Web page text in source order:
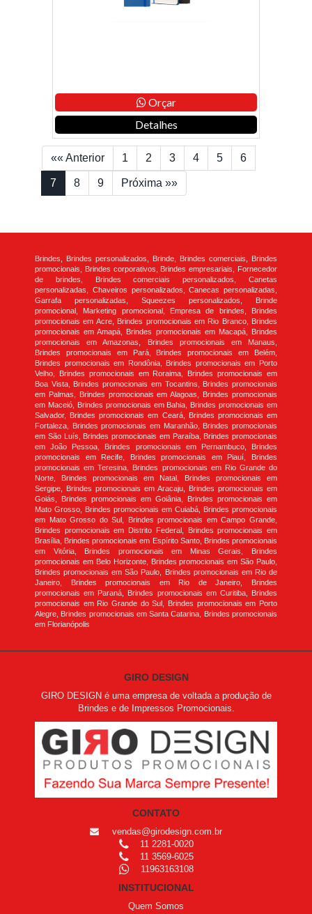
Orçar
Detalhes
«« Anterior 1 2 3 4 5 6
7 8 9 Próxima »»
Brindes, Brindes personalizados, Brinde, Brindes comerciais, Brindes
promocionais, Brindes corporativos, Brindes empresariais, Fornecedor
de brindes, Brindes comerciais personalizados, Canetas
personalizadas, Chaveiros personalizados, Canecas personalizadas,
Garrafa personalizadas, Squeezes personalizados, Brinde
promocional, Marketing promocional, Empresa de brindes, Brindes
promocionais em Acre, Brindes promocionais em Rio Branco, Brindes
promocionais em Amapá, Brindes promocionais em Macapá, Brindes
promocionais em Amazonas, Brindes promocionais em Manaus,
Brindes promocionais em Pará, Brindes promocionais em Belém,
Brindes promocionais em Rondônia, Brindes promocionais em Porto
Velho, Brindes promocionais em Roraima, Brindes promocionais em
Boa Vista, Brindes promocionais em Tocantins, Brindes promocionais
em Palmas, Brindes promocionais em Alagoas, Brindes promocionais
em Maceió, Brindes promocionais em Bahia, Brindes promocionais em
Salvador, Brindes promocionais em Ceará, Brindes promocionais em
Fortaleza, Brindes promocionais em Maranhão, Brindes promocionais
em São Luís, Brindes promocionais em Paraíba, Brindes promocionais
em João Pessoa, Brindes promocionais em Pernambuco, Brindes
promocionais em Recife, Brindes promocionais em Piauí, Brindes
promocionais em Teresina, Brindes promocionais em Rio Grande do
Norte, Brindes promocionais em Natal, Brindes promocionais em
Sergipe, Brindes promocionais em Aracaju, Brindes promocionais em
Goiás, Brindes promocionais em Goiânia, Brindes promocionais em
Mato Grosso, Brindes promocionais em Cuiabá, Brindes promocionais
em Mato Grosso do Sul, Brindes promocionais em Campo Grande,
Brindes promocionais em Distrito Federal, Brindes promocionais em
Brasília, Brindes promocionais em Espírito Santo, Brindes promocionais
em Vitória, Brindes promocionais em Minas Gerais, Brindes
promocionais em Belo Horizonte, Brindes promocionais em São Paulo,
Brindes promocionais em São Paulo, Brindes promocionais em Rio de
Janeiro, Brindes promocionais em Rio de Janeiro, Brindes
promocionais em Paraná, Brindes promocionais em Curitiba, Brindes
promocionais em Rio Grande do Sul, Brindes promocionais em Porto
Alegre, Brindes promocionais em Santa Catarina, Brindes promocionais
em Florianópolis
GIRO DESIGN
GIRO DESIGN é uma empresa de voltada a produção de
Brindes e de Impressos Promocionais.
CONTATO
vendas@girodesign.com.br
11 2281-0020
11 3569-6025
11963163108
INSTITUCIONAL
Quem Somos